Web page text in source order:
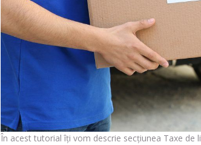
În acest tutorial îți vom descrie secțiunea Taxe de